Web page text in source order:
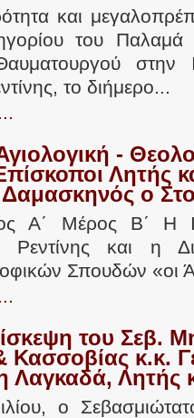
και
του Παλαμά
στην
το διήμερο...
-
Λητής
Δαμασκηνός ο
Α΄ Μέρος Β΄ Η
και η
Σπουδών «οι
του Σεβ.
Κασσοβίας κ.κ.
Λαγκαδά, Λητής
ο